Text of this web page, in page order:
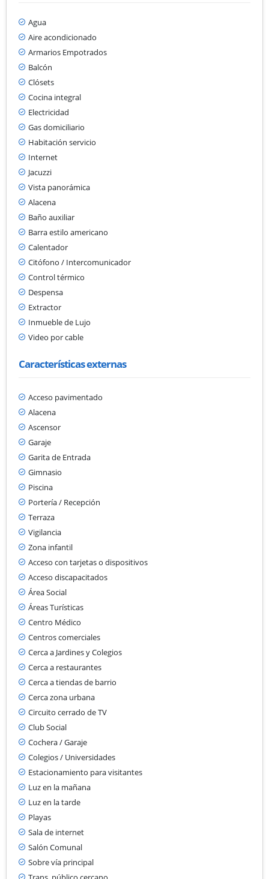
Agua
Aire acondicionado
Armarios Empotrados
Balcón
Clósets
Cocina integral
Electricidad
Gas domiciliario
Habitación servicio
Internet
Jacuzzi
Vista panorámica
Alacena
Baño auxiliar
Barra estilo americano
Calentador
Citófono / Intercomunicador
Control térmico
Despensa
Extractor
Inmueble de Lujo
Video por cable
Características externas
Acceso pavimentado
Alacena
Ascensor
Garaje
Garita de Entrada
Gimnasio
Piscina
Portería / Recepción
Terraza
Vigilancia
Zona infantil
Acceso con tarjetas o dispositivos
Acceso discapacitados
Área Social
Áreas Turísticas
Centro Médico
Centros comerciales
Cerca a Jardines y Colegios
Cerca a restaurantes
Cerca a tiendas de barrio
Cerca zona urbana
Circuito cerrado de TV
Club Social
Cochera / Garaje
Colegios / Universidades
Estacionamiento para visitantes
Luz en la mañana
Luz en la tarde
Playas
Sala de internet
Salón Comunal
Sobre vía principal